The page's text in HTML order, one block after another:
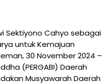
Sektiyono Cahyo sebagai
untuk Kemajuan
30 November 2024 –
(PERGABI) Daerah
Musyawarah Daerah